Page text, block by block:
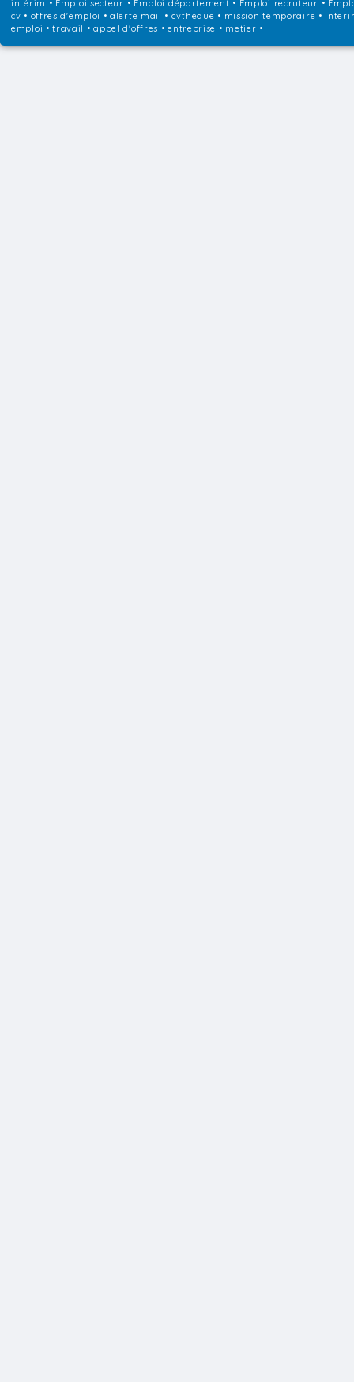
intérim • Emploi secteur • Emploi département • Emploi recruteur •
cv • offres d'emploi • alerte mail • cvtheque • mission temporaire •
emploi • travail • appel d'offres • entreprise • metier •